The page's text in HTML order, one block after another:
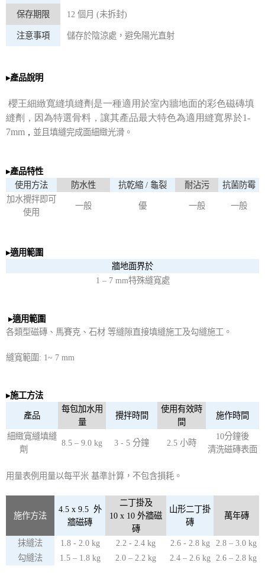
保存期限 12 個月 (未拆封)
注意事項 儲存於陰涼處，避免陽光直射
▸產品說明
櫻王細緻寬縫填縫劑是一種適用於室內牆地面的彩色磁磚填
縫劑，因為特選骨料，讓其產品最大特色為適用縫寬界於1-
7mm ， 並且填縫完成面細緻光滑。
▸產品特性
使用方法
防水性 抗乾縮 / 龜裂 耐沾污
抗菌防霉
加水攪拌即可
使用
一般 優 一般 一般
▸適用範圍
牆地面界於
1 – 7 mm特殊縫寬處
▸適用範圍
各類型磁磚、馬賽克、石材 等縫隙直接填縫施工及勾縫施工。
縫寬範圍: 1~ 7 mm
▸施工方法
產品
每包加水用
量
攪拌時間
使用有效時
間
施作時間
細緻寬縫填縫
劑
8.5 – 9.0 kg 3 - 5 分鐘 2.5 小時
10分鐘後
清洗磁磚表面
用量表例用量以每平米 基準計算，不包含損耗。
施作方法
4.5 x 9.5 外
牆磁磚
二丁掛及
10 x 10 外牆磁
磚
山形二丁掛
磚
萬年磚
抹縫法 1.8 - 2.0 kg 2.2 - 2.4 kg 2.6 - 2.8 kg
2.8 – 3.0 kg
勾縫法
1.5 – 1.8 kg 2.0 – 2.2 kg 2.4 – 2.6 kg 2.6 – 2.8 kg